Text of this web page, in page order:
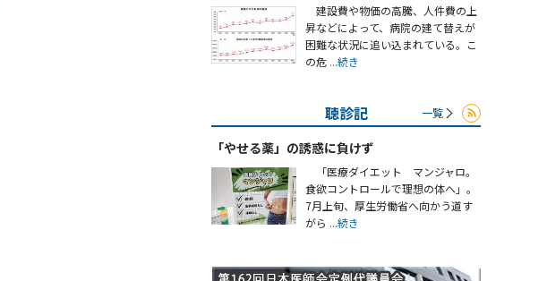
建設費や物価の高騰、人件費の上
昇などによって、病院の建て替えが
困難な状況に追い込まれている。こ
の危 ...続き
聴診記 一覧
「やせる薬」の誘惑に負けず
「医療ダイエット マンジャロ。
食欲コントロールで理想の体へ」。
7月上旬、厚生労働省へ向かう道す
がら ...続き